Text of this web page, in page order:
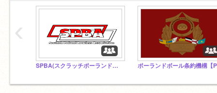
SPBA(スクラッチポーランドボーラー協会)
‹